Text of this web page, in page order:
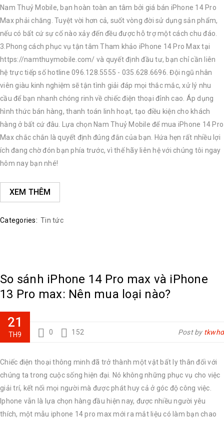
Nam Thuỷ Mobile, bạn hoàn toàn an tâm bởi giá bán iPhone 14 Pro
Max phải chăng. Tuyệt vời hơn cả, suốt vòng đời sử dụng sản phẩm,
nếu có bất cứ sự cố nào xảy đến đều được hỗ trợ một cách chu đáo.
3.Phong cách phục vụ tận tâm Tham khảo iPhone 14 Pro Max tại
https://namthuymobile.com/ và quyết định đầu tư, bạn chỉ cần liên
hệ trực tiếp số hotline 096.128.5555 - 035.628.6696. Đội ngũ nhân
viên giàu kinh nghiệm sẽ tận tình giải đáp mọi thắc mắc, xử lý nhu
cầu để bạn nhanh chóng rinh về chiếc điện thoại đỉnh cao. Áp dụng
hình thức bán hàng, thanh toán linh hoạt, tạo điều kiện cho khách
hàng ở bất cứ đâu. Lựa chọn Nam Thuỷ Mobile để mua iPhone 14 Pro
Max chắc chắn là quyết định đúng đắn của bạn. Hứa hẹn rất nhiều lợi
ích đang chờ đón bạn phía trước, vì thế hãy liên hệ với chúng tôi ngay
hôm nay bạn nhé!
XEM THÊM
Categories: Tin tức
So sánh iPhone 14 Pro max và iPhone
13 Pro max: Nên mua loại nào?
21
TH9 0 152 Post by tkwhd
Chiếc điện thoại thông minh đã trở thành một vật bất ly thân đối với
chúng ta trong cuộc sống hiện đại. Nó không những phục vụ cho việc
giải trí, kết nối mọi người mà được phát huy cả ở góc độ công việc.
Iphone vẫn là lựa chọn hàng đầu hiện nay, được nhiều người yêu
thích, một mẫu iphone 14 pro max mới ra mắt liệu có làm bạn chao